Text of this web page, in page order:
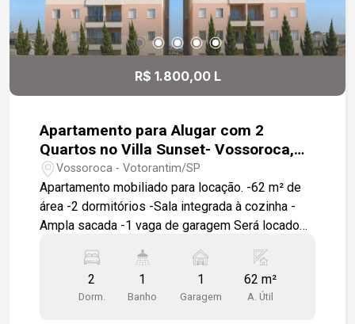
R$ 1.800,00 L
Apartamento para Alugar com 2
Quartos no Villa Sunset- Vossoroca,
Votorantim/SP
Vossoroca - Votorantim/SP
Apartamento mobiliado para locação. -62 m² de
área -2 dormitórios -Sala integrada à cozinha -
Ampla sacada -1 vaga de garagem Será locado
Máquina de lavar roupas -Sofá -Cortinas -
Armários planejados em 1 dormitório, cozinha e
banheiro -Guarda-roupas -1 cama de casal e 1
2
Dorm.
1
Banho
1
Garagem
62 m²
A. Útil